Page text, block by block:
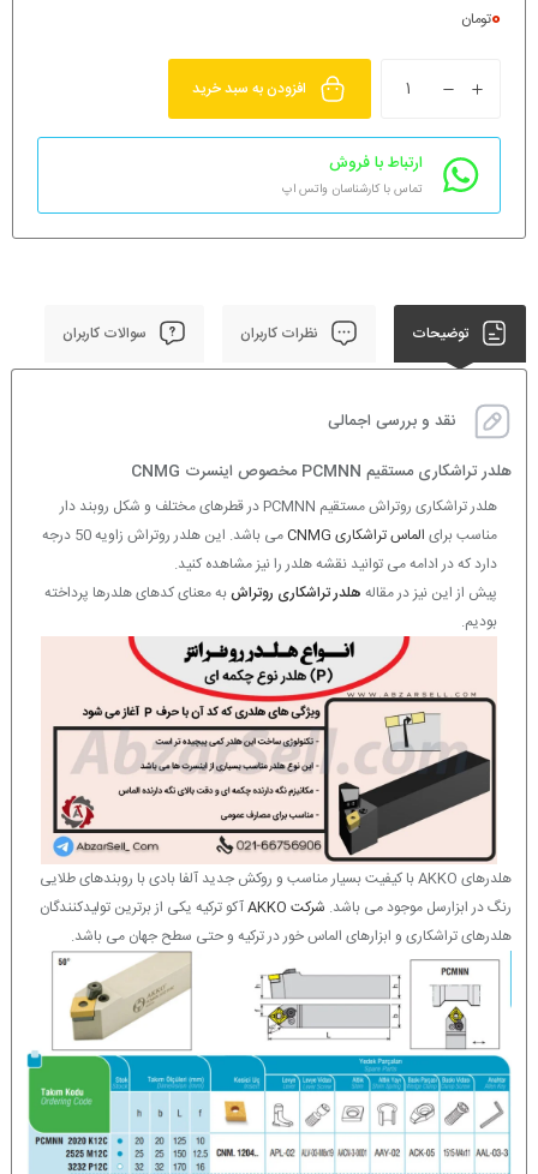
0تومان
افزودن به سبد خرید
ارتباط با فروش
تماس با کارشناسان واتس اپ
توضیحات نظرات کاربران سوالات کاربران
نقد و بررسی اجمالی
هلدر تراشکاری مستقیم PCMNN مخصوص اینسرت CNMG
هلدر تراشکاری روتراش مستقیم PCMNN در قطرهای مختلف و شکل روبند دار
مناسب برای الماس تراشکاری CNMG
می باشد. این هلدر روتراش زاویه 50 درجه
دارد که در ادامه می توانید نقشه هلدر را نیز مشاهده کنید.
پیش از این نیز در مقاله هلدر تراشکاری روتراشبه معنای کدهای هلدرها پرداخته
بودیم.
هلدرهای AKKO با کیفیت بسیار مناسب و روکش جدید آلفا بادی با روبندهای طلایی
رنگ در ابزارسل موجود می باشد. شرکت AKKO
آکو ترکیه یکی از برترین تولیدکنندگان
هلدرهای تراشکاری و ابزارهای الماس خور در ترکیه و حتی سطح جهان می باشد.